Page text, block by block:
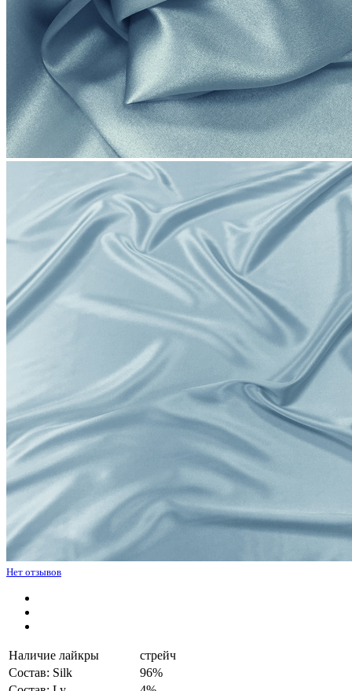
Нет отзывов
Наличие лайкры
стрейч
Состав: Silk
96%